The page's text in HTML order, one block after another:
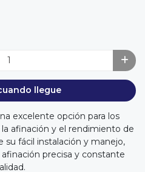
llegue
excelente opción para los
afinación y el rendimiento de
su fácil instalación y manejo,
precisa y constante